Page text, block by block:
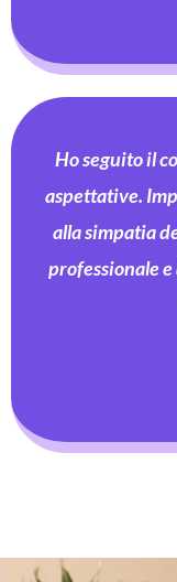
Ho seguito il
aspettative.
alla simpatia
professionale